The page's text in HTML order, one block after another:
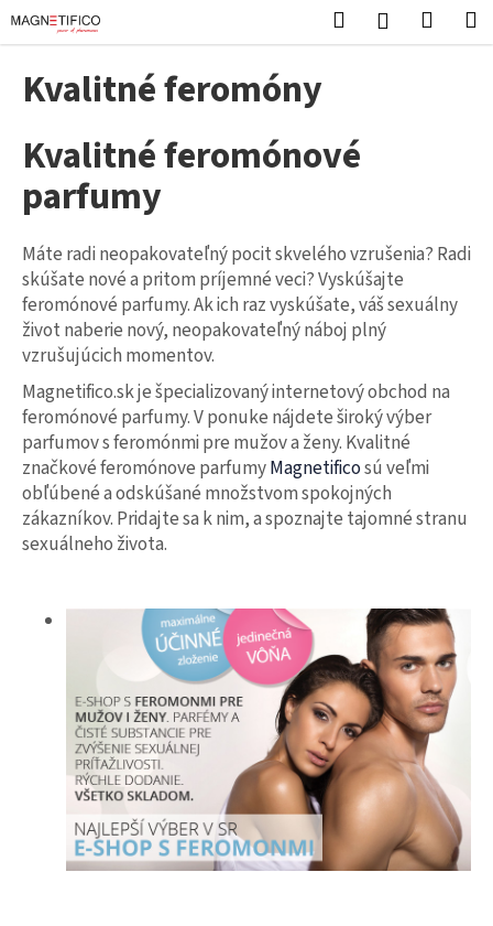
na
obsah
HľadaťPrihlásenie
Kvalitné feromóny
Kvalitné feromónové
parfumy
Máte radi neopakovateľný pocit skvelého vzrušenia? Radi
skúšate nové a pritom príjemné veci? Vyskúšajte
feromónové parfumy. Ak ich raz vyskúšate, váš sexuálny
život naberie nový, neopakovateľný náboj plný
vzrušujúcich momentov.
Magnetifico.sk je špecializovaný internetový obchod na
feromónové parfumy. V ponuke nájdete široký výber
parfumov s feromónmi pre mužov a ženy. Kvalitné
značkové feromónove parfumyMagnetificosú veľmi
obľúbené a odskúšané množstvom spokojných
zákazníkov. Pridajte sa k nim, a spoznajte tajomné stranu
sexuálneho života.
K
o
o
p
o
r
e
b
u
j
e
t
e
n
á
j
HĽADAŤ